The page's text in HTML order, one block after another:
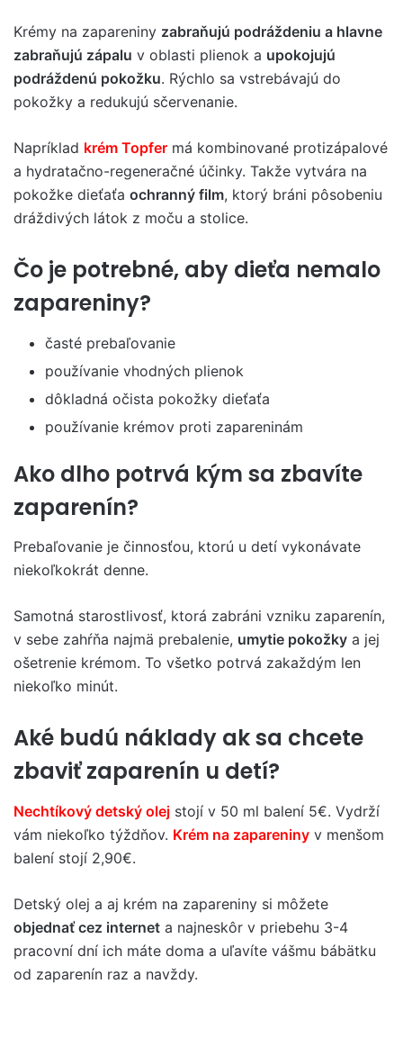
Krémy na zapareniny zabraňujú podráždeniu a hlavne
zabraňujú zápalu v oblasti plienok a upokojujú
podráždenú pokožku. Rýchlo sa vstrebávajú do
pokožky a redukujú sčervenanie.
Napríklad krém Topfer má kombinované protizápalové
a hydratačno-regeneračné účinky. Takže vytvára na
pokožke dieťaťa ochranný film, ktorý bráni pôsobeniu
dráždivých látok z moču a stolice.
Čo je potrebné, aby dieťa nemalo
zapareniny?
časté prebaľovanie
používanie vhodných plienok
dôkladná očista pokožky dieťaťa
používanie krémov proti zapareninám
Ako dlho potrvá kým sa zbavíte
zaparenín?
Prebaľovanie je činnosťou, ktorú u detí vykonávate
niekoľkokrát denne.
Samotná starostlivosť, ktorá zabráni vzniku zaparenín,
v sebe zahŕňa najmä prebalenie, umytie pokožky a jej
ošetrenie krémom. To všetko potrvá zakaždým len
niekoľko minút.
Aké budú náklady ak sa chcete
zbaviť zaparenín u detí?
Nechtíkový detský olej stojí v 50 ml balení 5€. Vydrží
vám niekoľko týždňov. Krém na zapareniny v menšom
balení stojí 2,90€.
Detský olej a aj krém na zapareniny si môžete
objednať cez internet a najneskôr v priebehu 3-4
pracovní dní ich máte doma a uľavíte vášmu bábätku
od zaparenín raz a navždy.